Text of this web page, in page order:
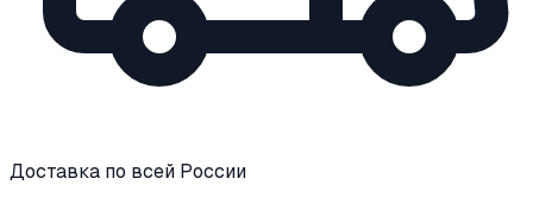
Доставка по всей России